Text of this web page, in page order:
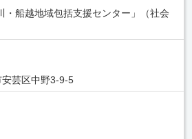
・船越地域包括支援センター」（社会
芸区中野3-9-5